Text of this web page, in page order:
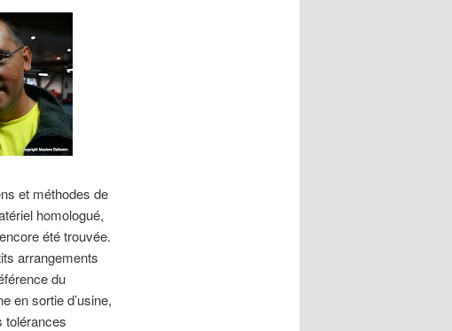
et méthodes de
homologué,
été trouvée.
arrangements
du
en sortie d’usine,
tolérances